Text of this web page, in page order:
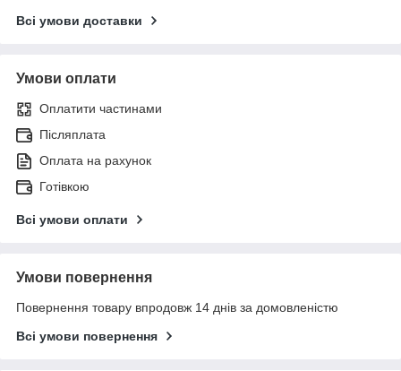
Всі умови доставки
Умови оплати
Оплатити частинами
Післяплата
Оплата на рахунок
Готівкою
Всі умови оплати
Умови повернення
Повернення товару впродовж 14 днів за домовленістю
Всі умови повернення